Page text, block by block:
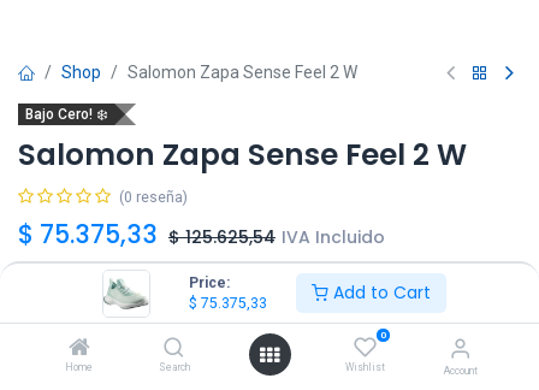
Price:
$ 75.375,33 Add to Cart
Home Search
0
Wishlist Account
Shop Salomon Zapa Sense Feel 2 W
Bajo Cero! ❄️
Salomon Zapa Sense Feel 2 W
(0 reseña)
$ 75.375,33 $125.625,54 IVA Incluido
41